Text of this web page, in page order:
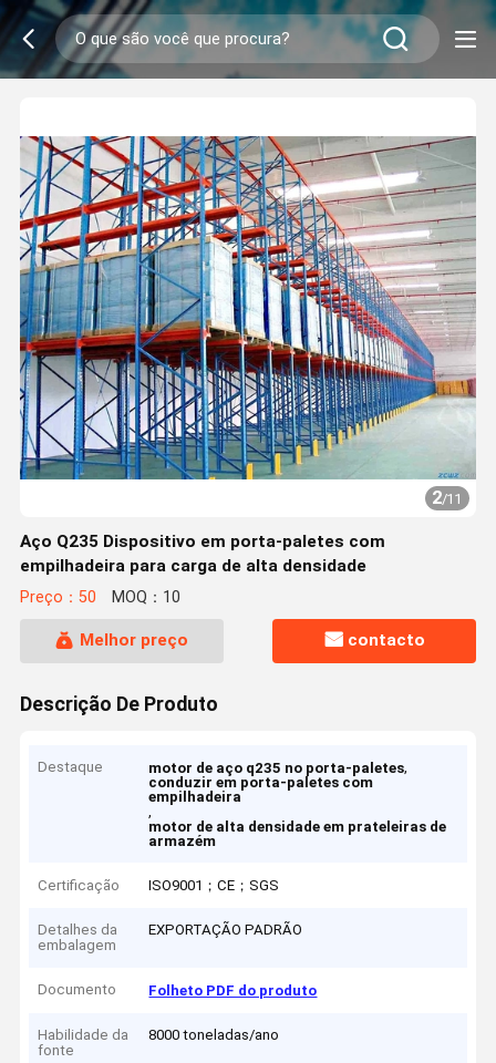
2/11
Aço Q235 Dispositivo em porta-paletes com
empilhadeira para carga de alta densidade
Preço：50 MOQ：10
Melhor preço contacto
Descrição De Produto
Destaque motor de aço q235 no porta-paletes,
conduzir em porta-paletes com
empilhadeira
,
motor de alta densidade em prateleiras de
armazém
Certificação ISO9001；CE；SGS
Detalhes da
embalagem
EXPORTAÇÃO PADRÃO
Documento Folheto PDF do produto
Habilidade da
fonte
8000 toneladas/ano